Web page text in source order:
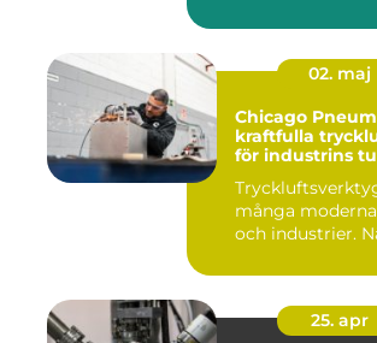
02. maj
Chicago
kraftfulla
för industrins
många
och industrier.
25. apr